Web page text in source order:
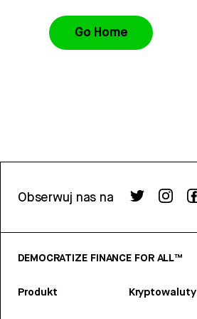
Go Home
Obserwuj nas na
DEMOCRATIZE FINANCE FOR ALL™
Produkt Kryptowaluty